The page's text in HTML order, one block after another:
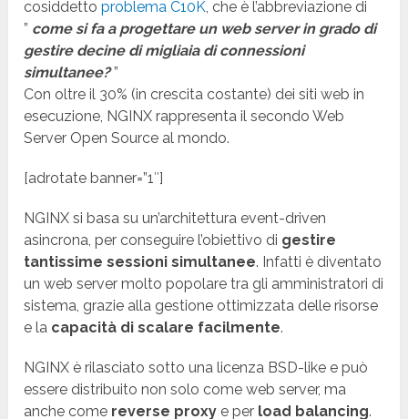
cosiddettoproblema C10K , che è l’abbreviazione di
” come si fa a progettare un web server in grado di
gestire decine di migliaia di connessioni
simultanee?”
Con oltre il 30% (in crescita costante) dei siti web in
esecuzione, NGINX rappresenta il secondo Web
Server Open Source al mondo.
[adrotate banner=”1″]
NGINX si basa su un’architettura event-driven
asincrona, per conseguire l’obiettivo di gestire
tantissime sessioni simultanee. Infatti è diventato
un web server molto popolare tra gli amministratori di
sistema, grazie alla gestione ottimizzata delle risorse
e la capacità di scalare facilmente.
NGINX è rilasciato sotto una licenza BSD-like e può
essere distribuito non solo come web server, ma
anche come reverse proxy e per load balancing.